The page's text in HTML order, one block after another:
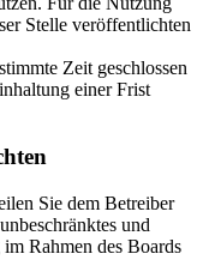
Stelle veröffentlichten
Zeit geschlossen
einer Frist
Sie dem Betreiber
und
Rahmen des Boards